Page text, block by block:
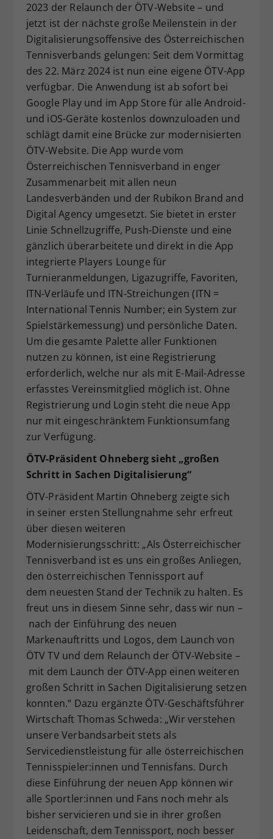
2023 der Relaunch der ÖTV-Website – und
jetzt ist der nächste große Meilenstein in der
Digitalisierungsoffensive des Österreichischen
Tennisverbands gelungen: Seit dem Vormittag
des 22. März 2024 ist nun eine eigene ÖTV-App
verfügbar. Die Anwendung ist ab sofort bei
Google Play und im App Store für alle Android-
und iOS-Geräte kostenlos downzuloaden und
schlägt damit eine Brücke zur modernisierten
ÖTV-Website. Die App wurde vom
Österreichischen Tennisverband in enger
Zusammenarbeit mit allen neun
Landesverbänden und der Rubikon Brand and
Digital Agency umgesetzt. Sie bietet in erster
Linie Schnellzugriffe, Push-Dienste und eine
gänzlich überarbeitete und direkt in die App
integrierte Players Lounge für
Turnieranmeldungen, Ligazugriffe, Favoriten,
ITN-Verläufe und ITN-Streichungen (ITN =
International Tennis Number; ein System zur
Spielstärkemessung) und persönliche Daten.
Um die gesamte Palette aller Funktionen
nutzen zu können, ist eine Registrierung
erforderlich, welche nur als mit E-Mail-Adresse
erfasstes Vereinsmitglied möglich ist. Ohne
Registrierung und Login steht die neue App
nur mit eingeschränktem Funktionsumfang
zur Verfügung.
ÖTV-Präsident Ohneberg sieht „großen
Schritt in Sachen Digitalisierung“
ÖTV-Präsident Martin Ohneberg zeigte sich
in seiner ersten Stellungnahme sehr erfreut
über diesen weiteren
Modernisierungsschritt: „Als Österreichischer
Tennisverband ist es uns ein großes Anliegen,
den österreichischen Tennissport auf
dem neuesten Stand der Technik zu halten. Es
freut uns in diesem Sinne sehr, dass wir nun –
nach der Einführung des neuen
Markenauftritts und Logos, dem Launch von
ÖTV TV und dem Relaunch der ÖTV-Website –
mit dem Launch der ÖTV-App einen weiteren
großen Schritt in Sachen Digitalisierung setzen
konnten.“ Dazu ergänzte ÖTV-Geschäftsführer
Wirtschaft Thomas Schweda: „Wir verstehen
unsere Verbandsarbeit stets als
Servicedienstleistung für alle österreichischen
Tennisspieler:innen und Tennisfans. Durch
diese Einführung der neuen App können wir
alle Sportler:innen und Fans noch mehr als
bisher servicieren und sie in ihrer großen
Leidenschaft, dem Tennissport, noch besser
Zweck
Dieser Wert speichert Ihre Consent-
Einstellungen. Unter anderem eine
zufällig generierte ID, für die
historische Speicherung Ihrer
vorgenommen Einstellungen, falls der
Webseiten-Betreiber dies eingestellt